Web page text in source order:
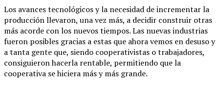
Los avances tecnológicos y la necesidad de incrementar la
producción llevaron, una vez más, a decidir construir otras
más acorde con los nuevos tiempos. Las nuevas industrias
fueron posibles gracias a estas que ahora vemos en desuso y
a tanta gente que, siendo cooperativistas o trabajadores,
consiguieron hacerla rentable, permitiendo que la
cooperativa se hiciera más y más grande.